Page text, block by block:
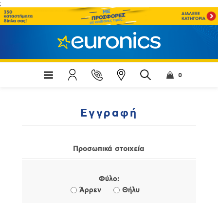
;
0
Εγγραφή
Προσωπικά στοιχεία
Φύλο:
Άρρεν
Θήλυ